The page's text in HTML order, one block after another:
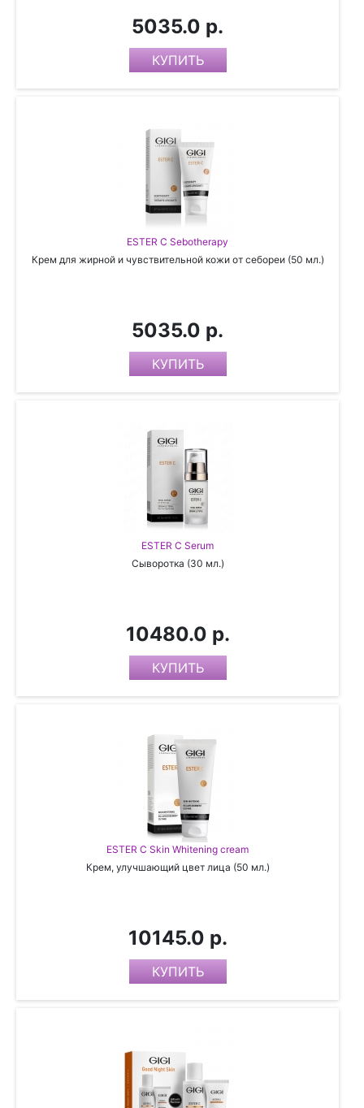
5035.0 р.
ESTER C Sebotherapy
Крем для жирной и чувствительной кожи от себореи (50 мл.)
5035.0 р.
ESTER C Serum
Сыворотка (30 мл.)
10480.0 р.
ESTER C Skin Whitening cream
Крем, улучшающий цвет лица (50 мл.)
10145.0 р.